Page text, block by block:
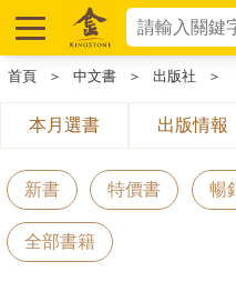
首頁 ＞ 中文書 ＞ 出版社 ＞
本月選書 出版情報
新書 特價書 暢
全部書籍